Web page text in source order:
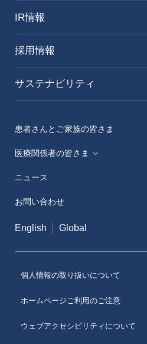
IR情報
採用情報
サステナビリティ
患者さんとご家族の皆さま
医療関係者の皆さま
MA）
医療従事者向けサイト（ONOメ
医薬・薬学研究支援
ニュース
お問い合わせ
English Global
個人情報の取り扱いについて
ホームページご利用のご注意
ウェブアクセシビリティについて